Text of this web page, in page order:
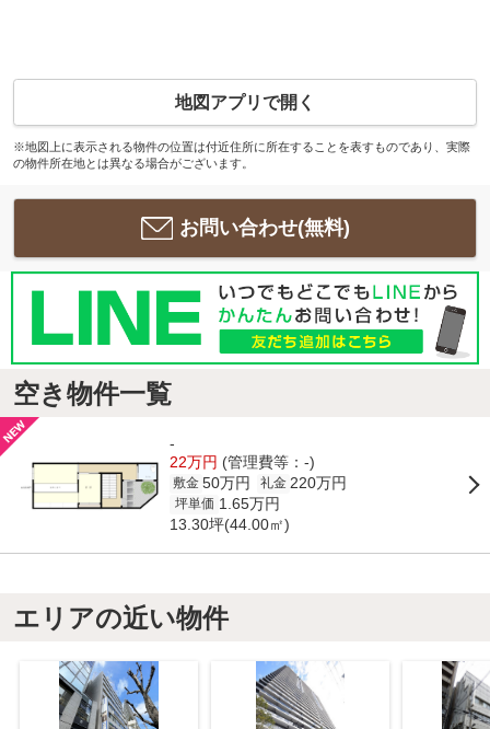
地図アプリで開く
※地図上に表示される物件の位置は付近住所に所在することを表すものであり、実際
の物件所在地とは異なる場合がございます。
お問い合わせ(無料)
空き物件一覧
-
22万円 (管理費等：-)
敷金 50万円 礼金 220万円
坪単価 1.65万円
13.30坪(44.00㎡)
エリアの近い物件